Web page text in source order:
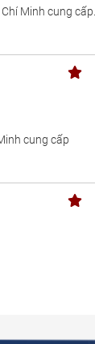
Minh cung cấp.
cung cấp